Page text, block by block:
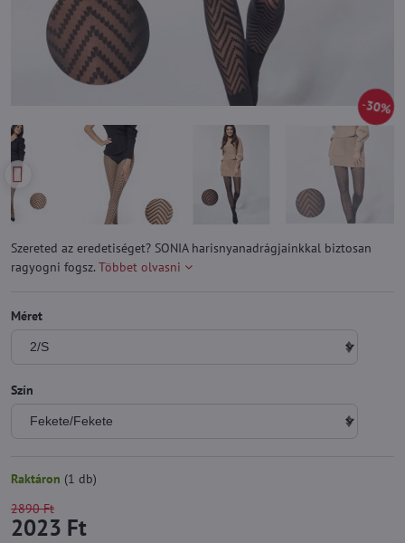
30%
Szereted az eredetiséget? SONIA harisnyanadrágjainkkal biztosan
ragyogni fogsz. Többet olvasni
Méret
Szín
Raktáron (1 db)
2890 Ft
2023 Ft